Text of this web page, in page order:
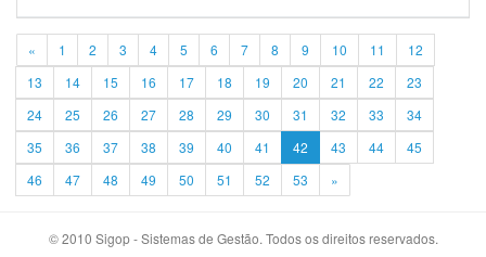
« 1 2 3 4 5 6 7 8 9 10 11
12
13
14 15 16 17 18 19 20 21 22
23
24
25 26 27 28 29 30 31 32 33
34
35
36 37 38 39 40 41 42 43 44
45
46
47 48 49 50 51 52 53 »
© 2010 Sigop - Sistemas de Gestão. Todos os direitos reservados.